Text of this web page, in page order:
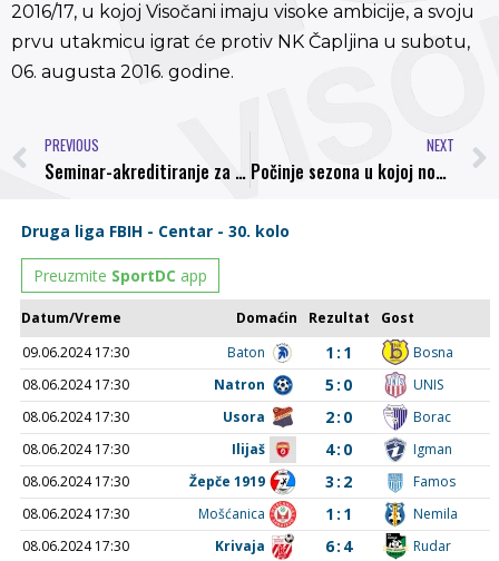
2016/17, u kojoj Visočani imaju visoke ambicije, a svoju
prvu utakmicu igrat će protiv NK Čapljina u subotu,
06. augusta 2016. godine.
PREVIOUS
Seminar-akreditiranje za službene osobe klubova Prve lige FBiH
NEXT
Počinje sezona u kojoj nogometaši Bosne žele povratak u Premijer ligu BiH